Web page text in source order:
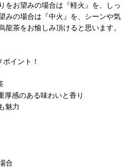
をお望みの場合は『軽火』を、しっ
みの場合は『中火』を、シーンや気
茶をお愉しみ頂けると思います。
イント！
厚感のある味わいと香り
魅力
合